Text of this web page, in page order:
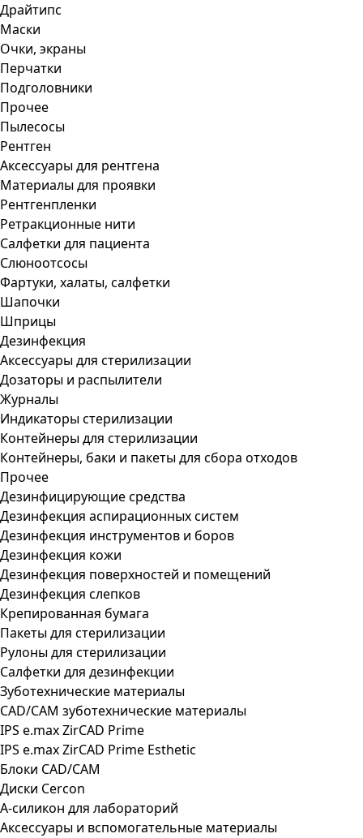
Драйтипс
Маски
Очки, экраны
Перчатки
Подголовники
Прочее
Пылесосы
Рентген
Аксессуары для рентгена
Материалы для проявки
Рентгенпленки
Ретракционные нити
Салфетки для пациента
Слюноотсосы
Фартуки, халаты, салфетки
Шапочки
Шприцы
Дезинфекция
Аксессуары для стерилизации
Дозаторы и распылители
Журналы
Индикаторы стерилизации
Контейнеры для стерилизации
Контейнеры, баки и пакеты для сбора отходов
Прочее
Дезинфицирующие средства
Дезинфекция аспирационных систем
Дезинфекция инструментов и боров
Дезинфекция кожи
Дезинфекция поверхностей и помещений
Дезинфекция слепков
Крепированная бумага
Пакеты для стерилизации
Рулоны для стерилизации
Салфетки для дезинфекции
Зуботехнические материалы
CAD/CAM зуботехнические материалы
IPS e.max ZirCAD Prime
IPS e.max ZirCAD Prime Esthetic
Блоки CAD/CAM
Диски Cercon
А-силикон для лабораторий
Аксессуары и вспомогательные материалы